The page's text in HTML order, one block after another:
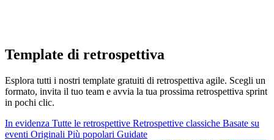
Template di retrospettiva
Esplora tutti i nostri template gratuiti di retrospettiva agile. Scegli un
formato, invita il tuo team e avvia la tua prossima retrospettiva sprint
in pochi clic.
In evidenza Tutte le retrospettive Retrospettive classiche Basate su
eventi Originali Più popolari Guidate